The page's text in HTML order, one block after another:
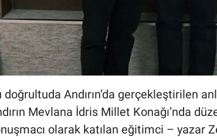
doğrultuda Andırın’da gerçekleştirilen
Mevlana İdris Millet Konağı’nda
olarak katılan eğitimci – yazar